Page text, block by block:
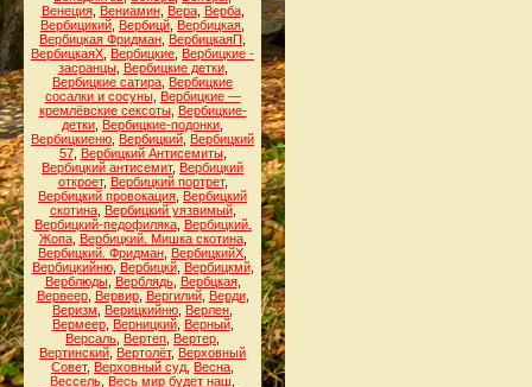
Венеция, Вениамин, Вера, Верба,
Вербицикий Вербицй Вербицкая
Вербицкая Фридман ВербицкаяП
ВербицкаяХ Вербицкие Вербицкие -
засранцы, Вербицкие детки,
Вербицкие сатира Вербицкие
сосалки и сосуны, Вербицкие —
кремлёвские сексоты, Вербицкие-
детки Вербицкие-подонки
Вербицкиеню Вербицкий Вербицкий
57, Вербицкий Антисемиты,
Вербицкий антисемит, Вербицкий
откроет, Вербицкий портрет,
Вербицкий провокация Вербицкий
скотина, Вербицкий уязвимый,
Вербицкий-педофиляка, Вербицкий.
Жопа, Вербицкий. Мишка скотина,
Вербицкий. Фридман ВербицкийХ
Вербицкийню, Вербицкй, Вербицкмй,
Верблюды, Верблядь, Вербцкая,
Вервеер, Вервир, Вергилий, Верди,
Веризм
Верицкийню Верлен
Вермеер, Верницкий, Верный,
Версаль Вертеп Вертер
Вертинский Вертолёт, Верховный
Совет, Верховный суд Весна
Вессель Весь мир будет наш